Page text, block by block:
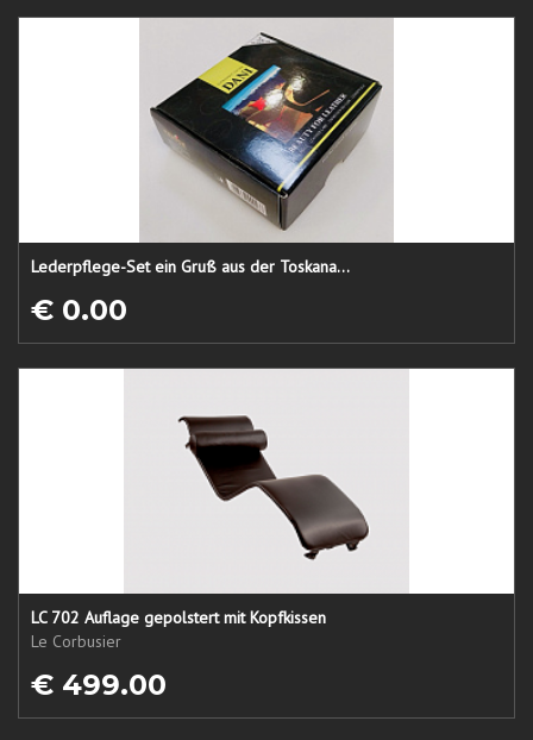
Lederpflege-Set ein Gruß aus der Toskana...
€ 0.00
LC 702 Auflage gepolstert mit Kopfkissen
Le Corbusier
€ 499.00